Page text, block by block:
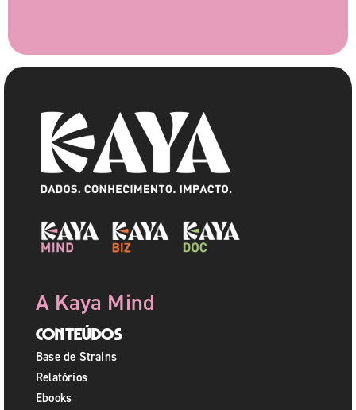
A Kaya Mind
Conteúdos
Base de Strains
Relatórios
Ebooks